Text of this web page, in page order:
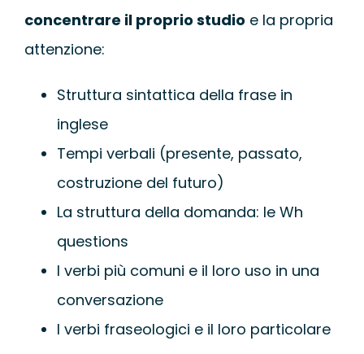
concentrare il proprio studio e la propria
attenzione:
Struttura sintattica della frase in
inglese
Tempi verbali (presente, passato,
costruzione del futuro)
La struttura della domanda: le Wh
questions
I verbi più comuni e il loro uso in una
conversazione
I verbi fraseologici e il loro particolare